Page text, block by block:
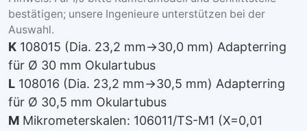
bestätigen; unsere Ingenieure unterstützen bei der
Auswahl.
K 108015 (Dia. 23,2 mm→30,0 mm) Adapterring
für Ø 30 mm Okulartubus
L 108016 (Dia. 23,2 mm→30,5 mm) Adapterring
für Ø 30,5 mm Okulartubus
M Mikrometerskalen: 106011/TS-M1 (X=0,01